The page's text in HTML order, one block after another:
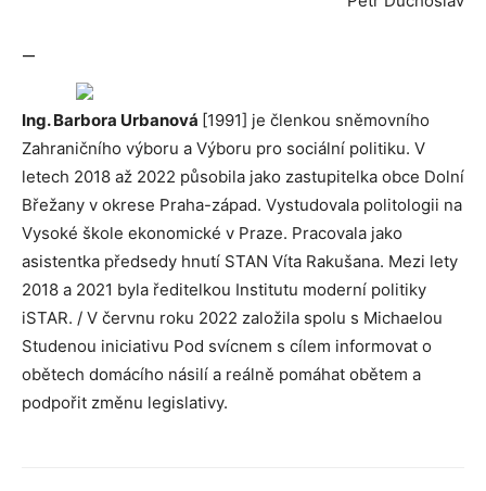
—
Ing. Barbora Urbanová [1991] je členkou sněmovního
Zahraničního výboru a Výboru pro sociální politiku. V
letech 2018 až 2022 působila jako zastupitelka obce Dolní
Břežany v okrese Praha-západ. Vystudovala politologii na
Vysoké škole ekonomické v Praze. Pracovala jako
asistentka předsedy hnutí STAN Víta Rakušana. Mezi lety
2018 a 2021 byla ředitelkou Institutu moderní politiky
iSTAR. / V červnu roku 2022 založila spolu s Michaelou
Studenou iniciativu Pod svícnem s cílem informovat o
obětech domácího násilí a reálně pomáhat obětem a
podpořit změnu legislativy.